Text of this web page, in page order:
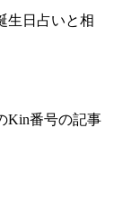
生日占いと相
Kin番号の記事